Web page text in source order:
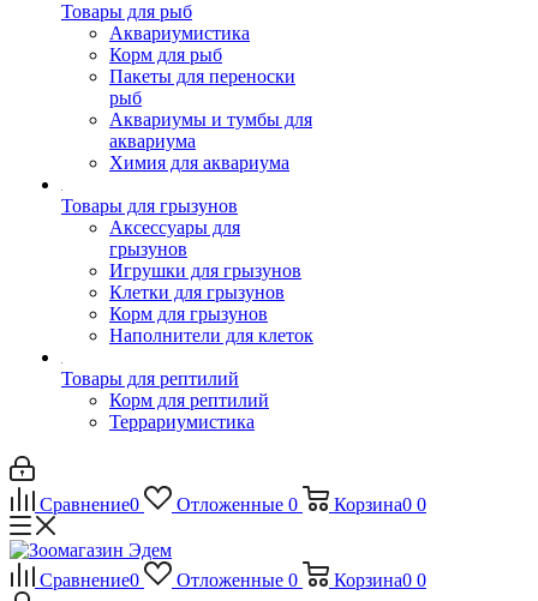
Товары для рыб
Аквариумистика
Корм для рыб
Пакеты для переноски
рыб
Аквариумы и тумбы для
аквариума
Химия для аквариума
Товары для грызунов
Аксессуары для
грызунов
Игрушки для грызунов
Клетки для грызунов
Корм для грызунов
Наполнители для клеток
Товары для рептилий
Корм для рептилий
Террариумистика
Сравнение0 Отложенные 0 Корзина0 0
Сравнение0 Отложенные 0 Корзина0 0